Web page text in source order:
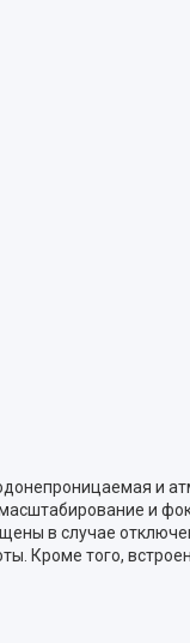
и
и
в случае
Кроме того,